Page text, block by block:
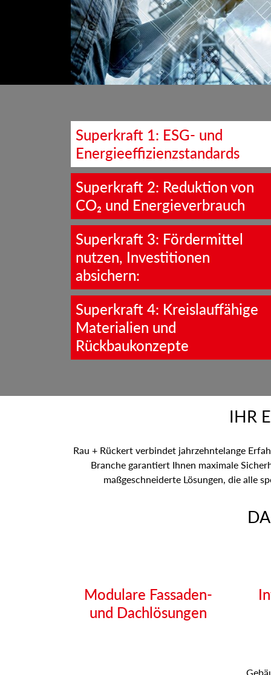
Superkraft 1: ESG- und
Energieeffizienzstandards
Superkraft 2: Reduktion von
CO₂ und Energieverbrauch
Superkraft 3: Fördermittel
nutzen, Investitionen
absichern:
Superkraft 4: Kreislauffähige
Materialien und
Rückbaukonzepte
IHR
Rau + Rückert verbindet jahrzehntelange
Branche garantiert Ihnen maximale
maßgeschneiderte Lösungen, die alle
Modulare Fassaden-
und Dachlösungen